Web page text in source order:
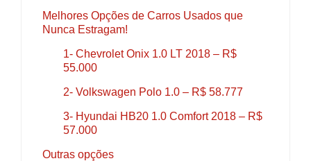
Melhores Opções de Carros Usados que
Nunca Estragam!
1- Chevrolet Onix 1.0 LT 2018 – R$
55.000
2- Volkswagen Polo 1.0 – R$ 58.777
3- Hyundai HB20 1.0 Comfort 2018 – R$
57.000
Outras opções